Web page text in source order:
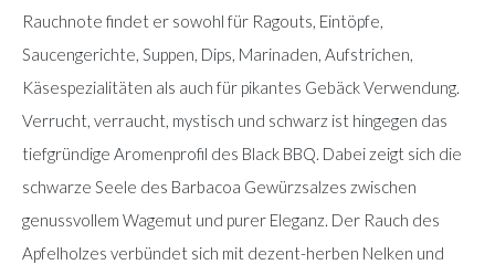
Rauchnote findet er sowohl für Ragouts, Eintöpfe,
Saucengerichte, Suppen, Dips, Marinaden, Aufstrichen,
Käsespezialitäten als auch für pikantes Gebäck Verwendung.
Verrucht, verraucht, mystisch und schwarz ist hingegen das
tiefgründige Aromenprofil des Black BBQ. Dabei zeigt sich die
schwarze Seele des Barbacoa Gewürzsalzes zwischen
genussvollem Wagemut und purer Eleganz. Der Rauch des
Apfelholzes verbündet sich mit dezent-herben Nelken und